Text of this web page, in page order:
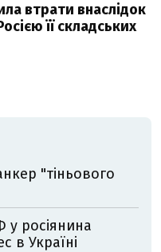
втрати внаслідок
її складських
"тіньового
у росіянина
в Україні